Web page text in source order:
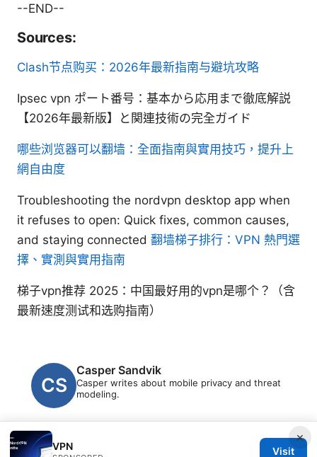
--END--
Sources:
Clash节点购买：2026年最新指南与避坑攻略
Ipsec vpn ポート番号：基本から応用まで徹底解説
【2026年最新版】と関連技術の完全ガイド
哪些浏览器可以翻墙：全面指南與實用技巧，提升上
網自由度
Troubleshooting the nordvpn desktop app when
it refuses to open: Quick fixes, common causes,
and staying connected 翻墙梯子排行：VPN 熱門選
擇、實測與實用指南
梯子vpn推荐 2025：中国最好用的vpn是哪个？（含
最新速度测试和选购指南）
Casper Sandvik
Casper writes about mobile privacy and threat
modeling.
×
VPN Visit